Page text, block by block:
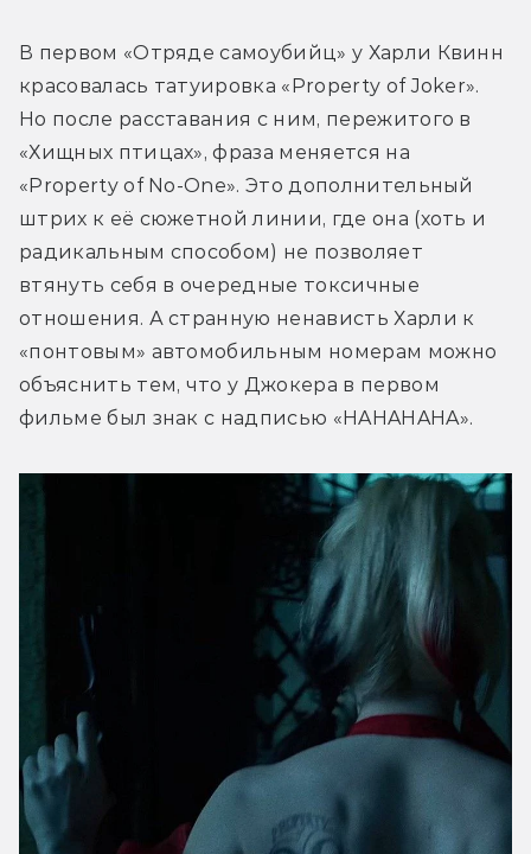
В первом «Отряде самоубийц» у Харли Квинн
красовалась татуировка «Property of Joker».
Но после расставания с ним, пережитого в
«Хищных птицах», фраза меняется на
«Property of No-One». Это дополнительный
штрих к её сюжетной линии, где она (хоть и
радикальным способом) не позволяет
втянуть себя в очередные токсичные
отношения. А странную ненависть Харли к
«понтовым» автомобильным номерам можно
объяснить тем, что у Джокера в первом
фильме был знак с надписью «HAHAHAHA».